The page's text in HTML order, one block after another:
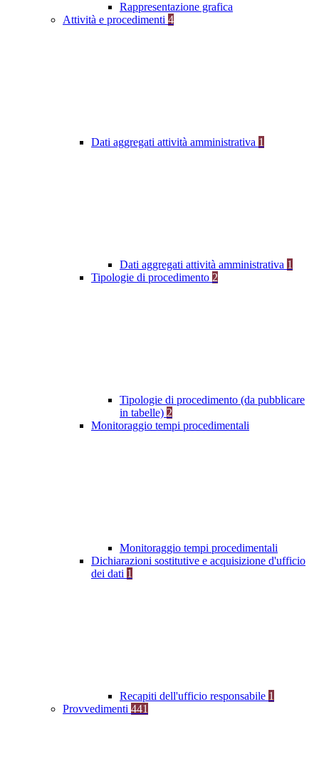
Rappresentazione grafica
Attività e procedimenti 4
Dati aggregati attività amministrativa 1
Dati aggregati attività amministrativa 1
Tipologie di procedimento 2
Tipologie di procedimento (da pubblicare
in tabelle) 2
Monitoraggio tempi procedimentali
Monitoraggio tempi procedimentali
Dichiarazioni sostitutive e acquisizione d'ufficio
dei dati 1
Recapiti dell'ufficio responsabile 1
Provvedimenti 441